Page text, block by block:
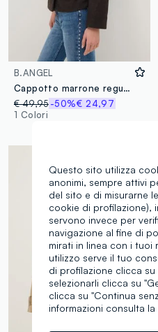
B.ANGEL
Cappotto marrone regular fit con bottoni
€ 49,95-50%€ 24,97
1 Colori
Questo sito utilizza
anonimi, sempre attivi
del sito e di misurarne
cookie di profilazione),
servono invece per
navigazione al fine di
mirati in linea con i tuoi
utilizzo serve il tuo
di profilazione clicca
selezionarli clicca su
clicca su "Continua
informazioni consulta la